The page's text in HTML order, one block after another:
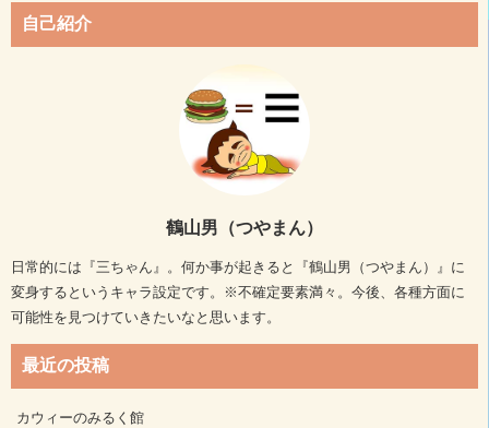
自己紹介
鶴山男（つやまん）
日常的には『三ちゃん』。何か事が起きると『鶴山男（つやまん）』に
変身するというキャラ設定です。※不確定要素満々。今後、各種方面に
可能性を見つけていきたいなと思います。
最近の投稿
カウィーのみるく館